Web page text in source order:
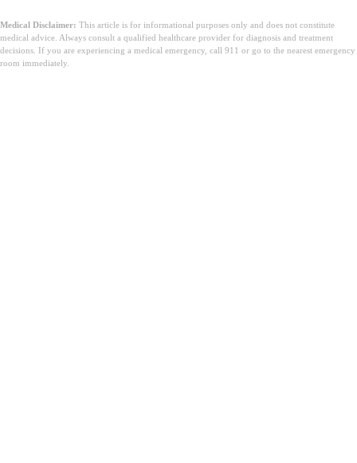
Medical Disclaimer: This article is for informational purposes only and does not constitute
medical advice. Always consult a qualified healthcare provider for diagnosis and treatment
decisions. If you are experiencing a medical emergency, call 911 or go to the nearest emergency
room immediately.